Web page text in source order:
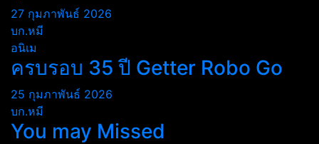
27 กุมภาพันธ์ 2026
บก.หมี
อนิเม
ครบรอบ 35 ปี Getter Robo Go
25 กุมภาพันธ์ 2026
บก.หมี
You may Missed